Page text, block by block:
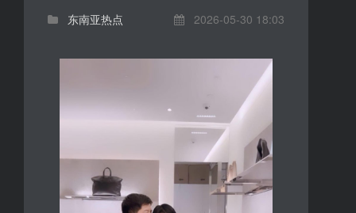
东南亚热点 2026-05-30 18:03